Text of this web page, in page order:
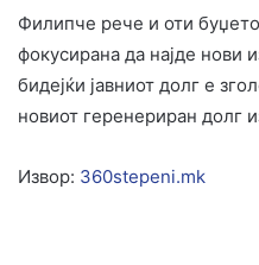
Филипче рече и оти
фокусирана да најде нови
бидејќи јавниот долг е
новиот геренериран долг
Извор: 360stepeni.mk